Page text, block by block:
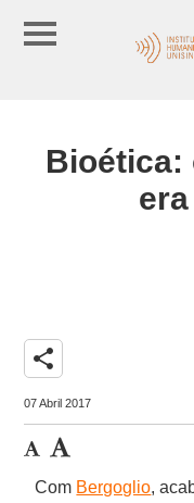
Bioética:
share
07 Abril 2017
Com Bergoglio,